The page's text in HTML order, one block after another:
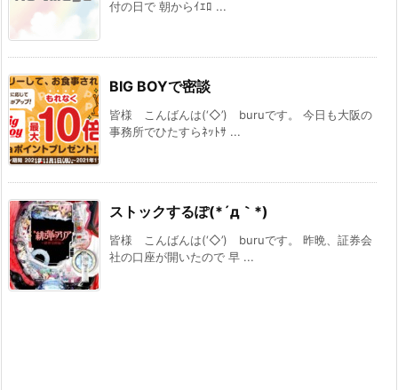
付の日で 朝からｲｴﾛ ...
BIG BOYで密談
皆様 こんばんは(‘◇’)ゞburuです。 今日も大阪の
事務所でひたすらﾈｯﾄｻ ...
ストックするぽ(*´д｀*)
皆様 こんばんは(‘◇’)ゞburuです。 昨晩、証券会
社の口座が開いたので 早 ...